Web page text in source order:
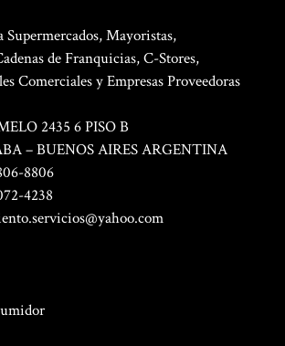
Supermercados, Mayoristas,
de Franquicias, C-Stores,
Comerciales y Empresas Proveedoras
2435 6 PISO B
– BUENOS AIRES ARGENTINA
8806
4238